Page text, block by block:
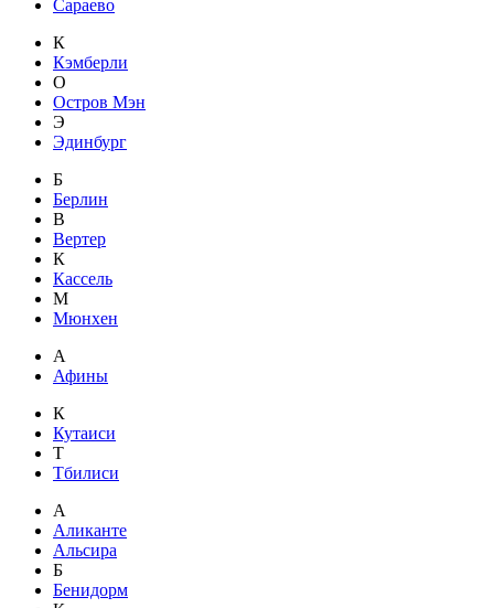
Сараево
К
Кэмберли
О
Остров Мэн
Э
Эдинбург
Б
Берлин
В
Вертер
К
Кассель
М
Мюнхен
А
Афины
К
Кутаиси
Т
Тбилиси
А
Аликанте
Альсира
Б
Бенидорм